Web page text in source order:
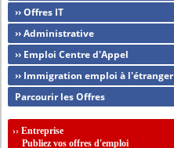
›› Offres IT
›› Administrative
›› Emploi Centre d'Appel
›› Immigration emploi à l'étranger
Parcourir les Offres
››Entreprise
Publiez vos offres d'emploi